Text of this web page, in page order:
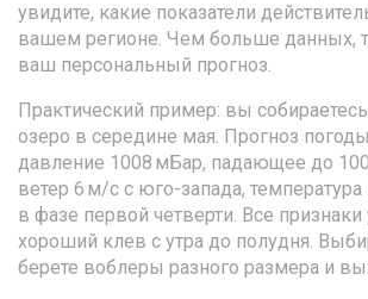
увидите, какие показатели
вашем регионе. Чем больше данных,
ваш персональный прогноз.
Практический пример: вы
озеро в середине мая. Прогноз
давление 1008 мБар, падающее до
ветер 6 м/с с юго-запада, температура
в фазе первой четверти. Все
хороший клев с утра до полудня.
берете воблеры разного размера и